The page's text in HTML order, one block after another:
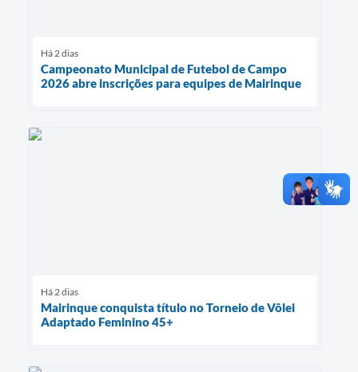
Há 2 dias
Campeonato Municipal de Futebol de Campo
2026 abre inscrições para equipes de Mairinque
Há 2 dias
Mairinque conquista título no Torneio de Vôlei
Adaptado Feminino 45+